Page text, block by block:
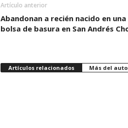
Artículo anterior
Abandonan a recién nacido en una
bolsa de basura en San Andrés
Artículos relacionados Más del